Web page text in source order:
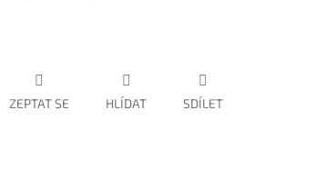
ZEPTAT SE HLÍDAT SDÍLET